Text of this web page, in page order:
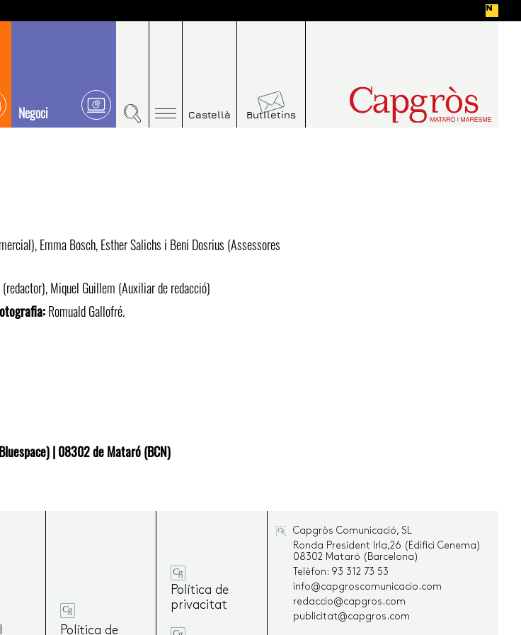
Negoci Castellà Butlletins
Emma Bosch, Esther Salichs i Beni Dosrius (Assessores
Miquel Guillem (Auxiliar de redacció)
Romuald Gallofré.
| 08302 de Mataró (BCN)
Política de
Política de
privacitat
Capgròs Comunicació, SL
Ronda President Irla,26 (Edifici Cenema)
08302 Mataró (Barcelona)
Telèfon: 93 312 73 53
info@capgroscomunicacio.com
redaccio@capgros.com
publicitat@capgros.com